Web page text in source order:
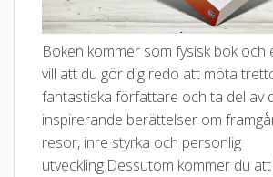
Boken kommer som fysisk bok och
vill att du gör dig redo att möta
fantastiska författare och ta del av
inspirerande berättelser om
resor, inre styrka och personlig
utveckling.Dessutom kommer du